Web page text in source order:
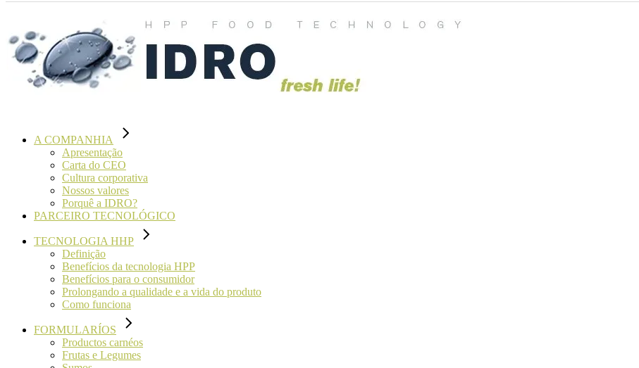
A COMPANHIA
Apresentação
Carta do CEO
Cultura corporativa
Nossos valores
Porquê a IDRO?
PARCEIRO TECNOLÓGICO
TECNOLOGIA HHP
Definição
Benefícios da tecnologia HPP
Benefícios para o consumidor
Prolongando a qualidade e a vida do produto
Como funciona
FORMULARÍOS
Productos carnéos
Frutas e Legumes